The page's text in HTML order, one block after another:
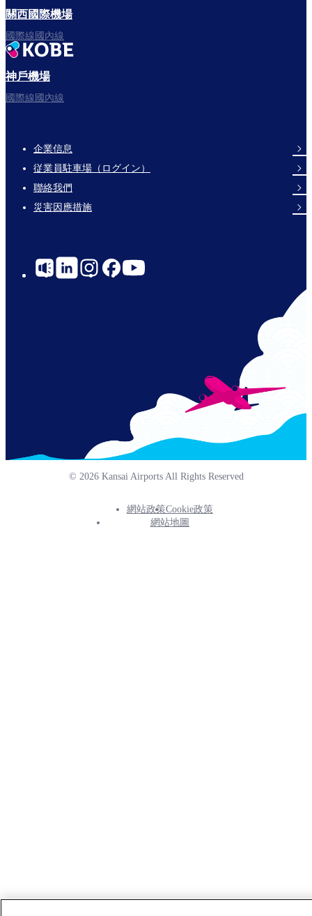
フライトをお楽しみください。
關西國際機場
國際線國內線
神戶機場
國際線國內線
Footer
Links
企業信息
従業員駐車場（ログイン）
聯絡我們
災害因應措施
Social
© 2026 Kansai Airports All Rights Reserved
Footer
網站政策Cookie政策
網站地圖